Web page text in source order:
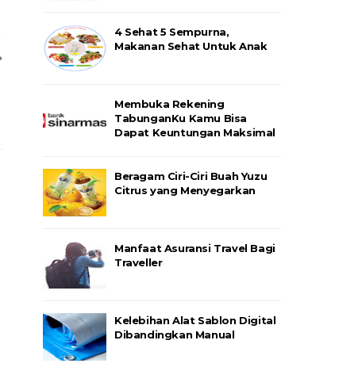
4 Sehat 5 Sempurna,
Makanan Sehat Untuk Anak
Membuka Rekening
TabunganKu Kamu Bisa
Dapat Keuntungan Maksimal
Beragam Ciri-Ciri Buah Yuzu
Citrus yang Menyegarkan
Manfaat Asuransi Travel Bagi
Traveller
Kelebihan Alat Sablon Digital
Dibandingkan Manual